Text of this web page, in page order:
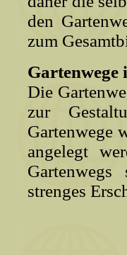
den
zum
Gartenwege
Die
zur
Gartenwege
angelegt
strenges